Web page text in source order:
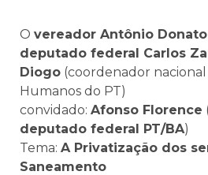
O vereador Antônio Donato
deputado federal Carlos
Diogo (coordenador
Humanos do PT)
convidado: Afonso Florence
deputado federal PT/BA)
Tema: A Privatização dos
Saneamento